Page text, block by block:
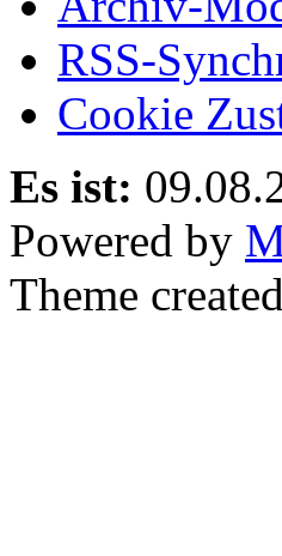
RSS-
Cookie
Es ist:
Powered by
Theme